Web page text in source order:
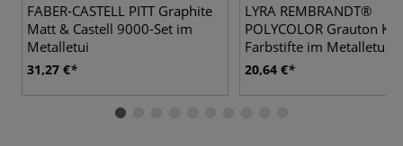
FABER-CASTELL PITT Graphite
Matt & Castell 9000-Set im
Metalletui
31,27 €
LYRA REMBRANDT®
POLYCOLOR Grauton
Farbstifte im Metalletui
20,64 €